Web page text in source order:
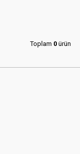
Toplam 0 ürün